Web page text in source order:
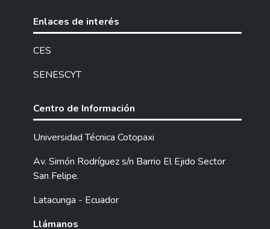
Enlaces de interés
CES
SENESCYT
Centro de Información
Universidad Técnica Cotopaxi
Av. Simón Rodríguez s/n Barrio El Ejido Sector
San Felipe.
Latacunga - Ecuador
Llámanos